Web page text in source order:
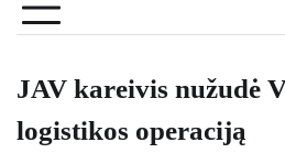
JAV kareivis nužudė
logistikos operaciją